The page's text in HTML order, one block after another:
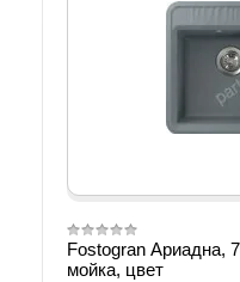
Fostogran Ариадна,
мойка, цвет